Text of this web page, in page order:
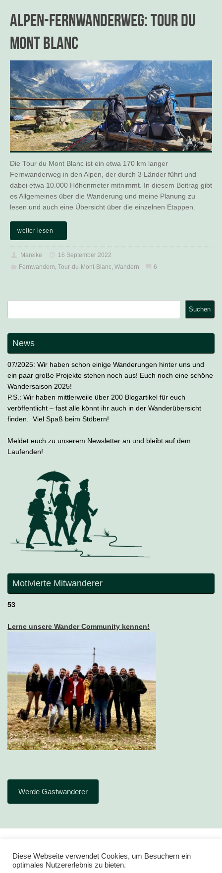
Alpen-Fernwanderweg: Tour du
Mont Blanc
Die Tour du Mont Blanc ist ein etwa 170 km langer
Fernwanderweg in den Alpen, der durch 3 Länder führt und
dabei etwa 10.000 Höhenmeter mitnimmt. In diesem Beitrag gibt
es Allgemeines über die Wanderung und meine Planung zu
lesen und auch eine Übersicht über die einzelnen Etappen.
weiter lesen
Mareike
16 September 2022
Fernwandern Tour-du-Mont-Blanc, Wandern 6
Suchen
News
07/2025: Wir haben schon einige Wanderungen hinter uns und
ein paar große Projekte stehen noch aus! Euch noch eine schöne
Wandersaison 2025!
P.S.: Wir haben mittlerweile über 200 Blogartikel für euch
veröffentlicht – fast alle könnt ihr auch in der Wanderübersicht
finden. Viel Spaß beim Stöbern!
Meldet euch zu unserem Newsletter an und bleibt auf dem
Laufenden!
Motivierte Mitwanderer
53
Lerne unsere Wander Community kennen!
Werde Gastwanderer
Diese Webseite verwendet Cookies, um Besuchern ein
optimales Nutzererlebnis zu bieten.